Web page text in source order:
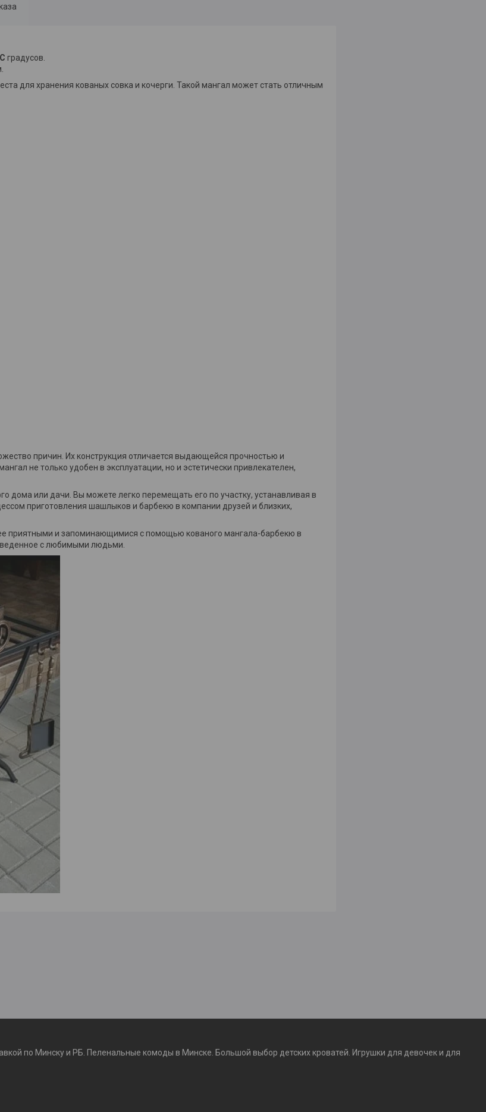
градусов.
для хранения кованых совка и кочерги. Такой мангал может стать отличным
причин. Их конструкция отличается выдающейся прочностью и
не только удобен в эксплуатации, но и эстетически привлекателен,
дома или дачи. Вы можете легко перемещать его по участку, устанавливая в
приготовления шашлыков и барбекю в компании друзей и близких,
приятными и запоминающимися с помощью кованого мангала-барбекю в
с любимыми людьми.
по Минску и РБ. Пеленальные комоды в Минске. Большой выбор детских кроватей. Игрушки для девочек и для